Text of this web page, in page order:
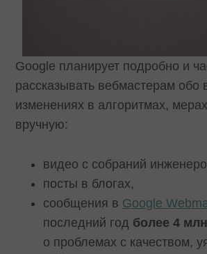
Google планирует подробно и
рассказывать вебмастерам обо
изменениях в алгоритмах,
вручную:
видео с собраний
посты в блогах,
сообщения в Google
последний год более 4 млн
о проблемах с качеством,